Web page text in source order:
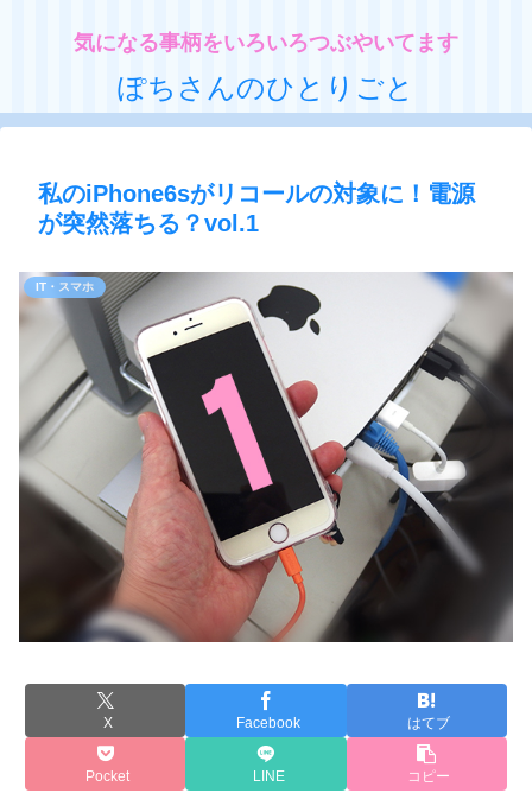
気になる事柄をいろいろつぶやいてます
ぽちさんのひとりごと
私のiPhone6sがリコールの対象に！電源
が突然落ちる？vol.1
IT・スマホ
X Facebook はてブ
Pocket LINE コピー